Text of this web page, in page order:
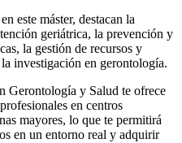
este máster, destacan la
geriátrica, la prevención y
la gestión de recursos y
investigación en gerontología.
Gerontología y Salud te ofrece
en centros
mayores, lo que te permitirá
en un entorno real y adquirir